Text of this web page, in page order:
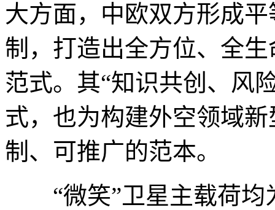
大方面，中欧双方形成
制，打造出全方位、全
范式。其“知识共创、风
式，也为构建外空领域
制、可推广的范本。
“微笑”卫星主载荷均